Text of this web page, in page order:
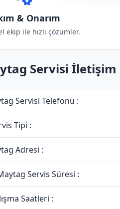
& Onarım
ekip ile hızlı çözümler.
Servisi
Servisi Telefonu :
Tipi :
Adresi :
Servis Süresi :
Saatleri :